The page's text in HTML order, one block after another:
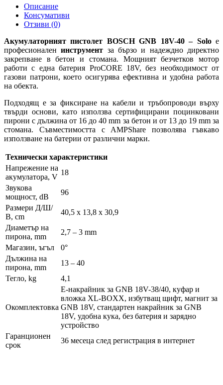
Описание
Консумативи
Отзиви (0)
Акумулаторният пистолет BOSCH GNB 18V-40 – Solo е
професионаленинструмент за бързо и надеждно директно
закрепване в бетон и стомана. Мощният безчетков мотор
работи с една батерия ProCORE 18V, без необходимост от
газови патрони, което осигурява ефективна и удобна работа
на обекта.
Подходящ е за фиксиране на кабели и тръбопроводи върху
твърди основи, като използва сертифицирани поцинковани
пирони с дължина от 16 до 40 mm за бетон и от 13 до 19 mm за
стомана. Съвместимостта с AMPShare позволява гъвкаво
използване на батерии от различни марки.
Технически характеристики
Напрежение на
акумулатора, V
18
Звукова
мощност, dB
96
Размери Д/Ш/
В, cm
40,5 х 13,8 х 30,9
Диаметър на
пирона, mm
2,7 – 3 mm
Магазин, ъгъл
0°
Дължина на
пирона, mm
13 – 40
Тегло, kg
4,1
Окомплектовка
E-накрайник за GNB 18V-38/40, куфар и
вложка XL-BOXX, избутващ щифт, магнит за
GNB 18V, стандартен накрайник за GNB
18V, удобна кука, без батерия и зарядно
устройство
Гаранционен
срок
36 месеца след регистрация в интернет